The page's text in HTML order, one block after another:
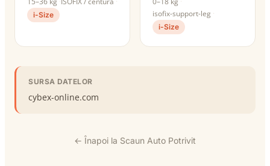
i-Size
isofix-support-leg
i-Size
SURSA DATELOR
cybex-online.com
← Înapoi la Scaun Auto Potrivit